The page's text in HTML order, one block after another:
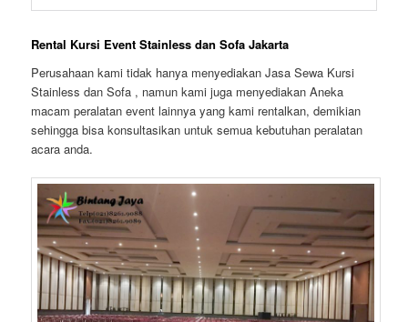
Rental Kursi Event Stainless dan Sofa Jakarta
Perusahaan kami tidak hanya menyediakan Jasa Sewa Kursi
Stainless dan Sofa , namun kami juga menyediakan Aneka
macam peralatan event lainnya yang kami rentalkan, demikian
sehingga bisa konsultasikan untuk semua kebutuhan peralatan
acara anda.